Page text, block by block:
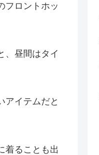
フロントホッ
、昼間はタイ
アイテムだと
着ることも出